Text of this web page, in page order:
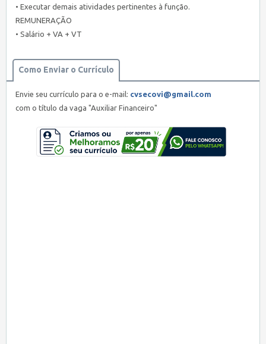
• Executar demais atividades pertinentes à função.
REMUNERAÇÃO
• Salário + VA + VT
Como Enviar o Currículo
Envie seu currículo para o e-mail: cvsecovi@gmail.com
com o título da vaga "Auxiliar Financeiro"